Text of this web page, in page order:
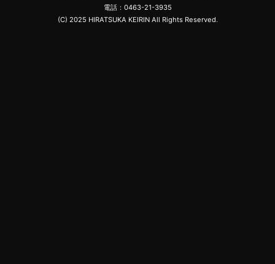
電話：0463-21-3935
(C) 2025 HIRATSUKA KEIRIN All Rights Reserved.